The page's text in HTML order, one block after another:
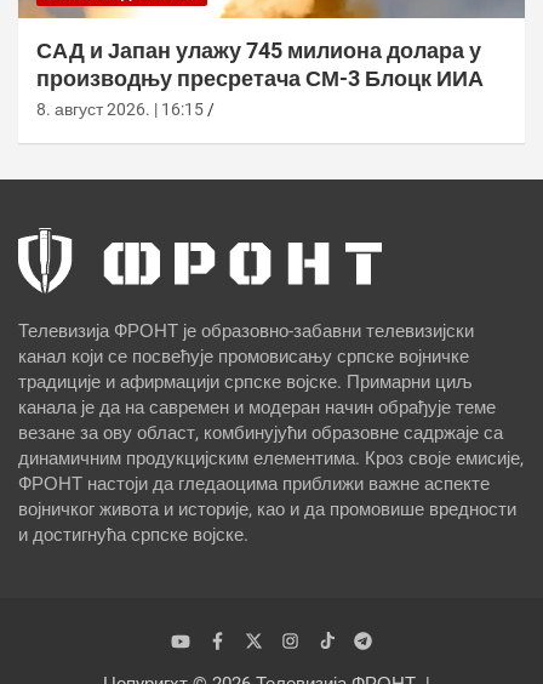
САД и Јапан улажу 745 милиона долара у
производњу пресретача СМ-3 Блоцк ИИА
8. август 2026. | 16:15
Телевизија ФРОНТ је образовно-забавни телевизијски
канал који се посвећује промовисању српске војничке
традиције и афирмацији српске војске. Примарни циљ
канала је да на савремен и модеран начин обрађује теме
везане за ову област, комбинујући образовне садржаје са
динамичним продукцијским елементима. Кроз своје емисије,
ФРОНТ настоји да гледаоцима приближи важне аспекте
војничког живота и историје, као и да промовише вредности
и достигнућа српске војске.